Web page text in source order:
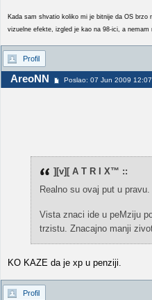
Kada sam shvatio koliko mi je bitnije da OS
vizuelne efekte, izgled je kao na 98-ici, a nemam
Profil
AreoNN Poslao: 07 Jun 2009 12:07
][v][ A T R I X™ ::
Realno su ovaj put u pravu.
Vista znaci ide u peMziju
trzistu. Znacajno manji
KO KAZE da je xp u penziji.
Profil